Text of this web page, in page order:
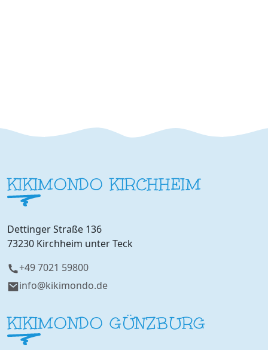
KIKIMONDO KIRCHHEIM
Dettinger Straße 136
73230 Kirchheim unter Teck
+49 7021 59800
info@kikimondo.de
KIKIMONDO GÜNZBURG